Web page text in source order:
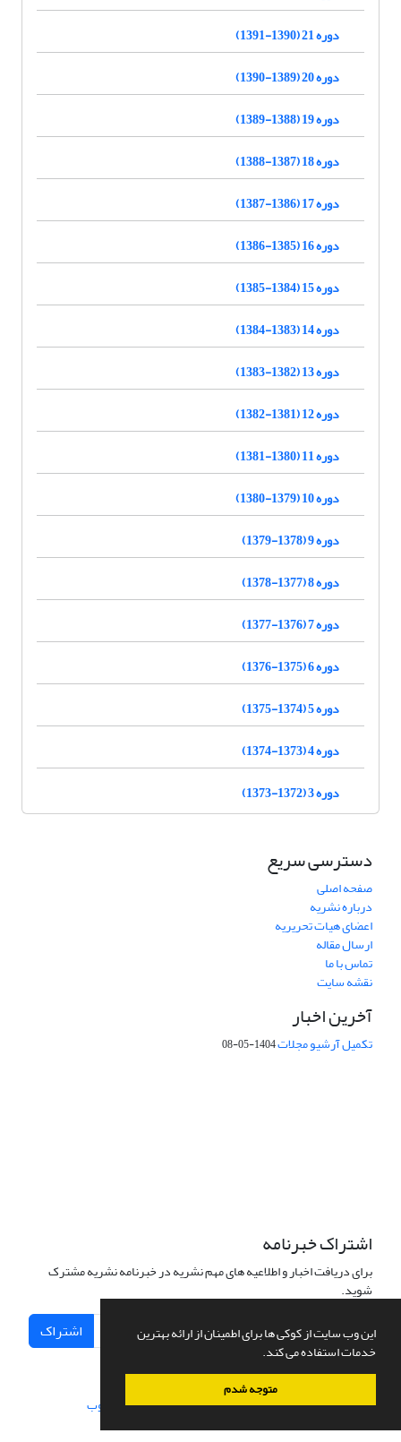
این وب سایت از کوکی ها برای اطمینان از ارائه بهترین
خدمات استفاده می کند.
متوجه شدم
دوره 21 (1390-1391)
دوره 20 (1389-1390)
دوره 19 (1388-1389)
دوره 18 (1387-1388)
دوره 17 (1386-1387)
دوره 16 (1385-1386)
دوره 15 (1384-1385)
دوره 14 (1383-1384)
دوره 13 (1382-1383)
دوره 12 (1381-1382)
دوره 11 (1380-1381)
دوره 10 (1379-1380)
دوره 9 (1378-1379)
دوره 8 (1377-1378)
دوره 7 (1376-1377)
دوره 6 (1375-1376)
دوره 5 (1374-1375)
دوره 4 (1373-1374)
دوره 3 (1372-1373)
دسترسی سریع
صفحه اصلی
درباره نشریه
اعضای هیات تحریریه
ارسال مقاله
تماس با ما
نقشه سایت
آخرین اخبار
تکمیل آرشیو مجلات1404-05-08
اشتراک خبرنامه
برای دریافت اخبار و اطلاعیه های مهم نشریه در خبرنامه نشریه مشترک
شوید.
اشتراک
سامانه مدیریت نشریات علمی.طراحی و پیاده سازی از سیناوب